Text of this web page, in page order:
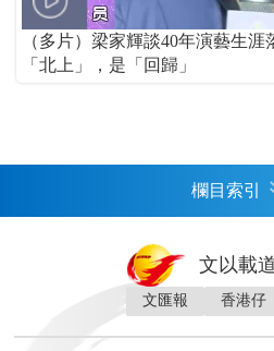
（多片）梁家輝談40年演藝生
「北上」，是「回歸」
欄目索引
灣區人
文以載
文匯報 香港仔